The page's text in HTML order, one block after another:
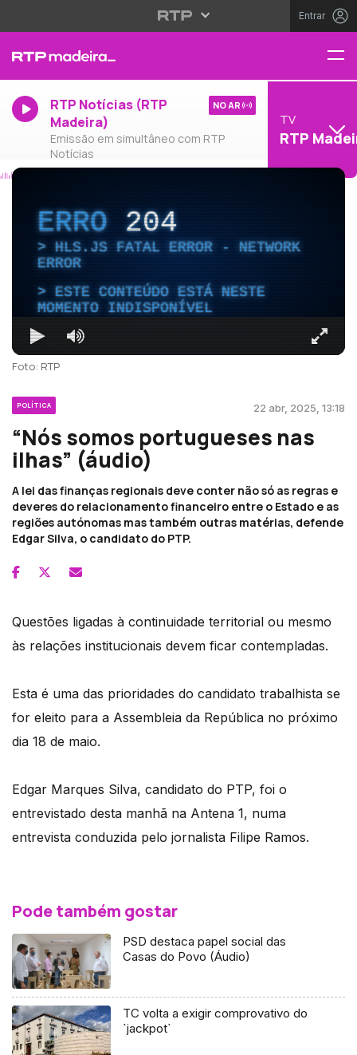
Entrar
RTP Notícias (RTP
Madeira)
Emissão em simultâneo com RTP
Notícias
NO AR
TV
RTP
ERRO204
HLS.JS FATAL ERROR - NETWORK
ERROR
ESTE CONTEÚDO ESTÁ NESTE
MOMENTO INDISPONÍVEL
Foto: RTP
POLÍTICA 22 abr, 2025, 13:18
“Nós somos portugueses nas
ilhas” (áudio)
A lei das finanças regionais deve conter não só as regras e
deveres do relacionamento financeiro entre o Estado e as
regiões autónomas mas também outras matérias, defende
Edgar Silva, o candidato do PTP.
Questões ligadas à continuidade territorial ou mesmo
às relações institucionais devem ficar contempladas.
Esta é uma das prioridades do candidato trabalhista se
for eleito para a Assembleia da República no próximo
dia 18 de maio.
Edgar Marques Silva, candidato do PTP, foi o
entrevistado desta manhã na Antena 1, numa
entrevista conduzida pelo jornalista Filipe Ramos.
Pode também gostar
PSD destaca papel social das
Casas do Povo (Áudio)
TC volta a exigir comprovativo do
`jackpot`